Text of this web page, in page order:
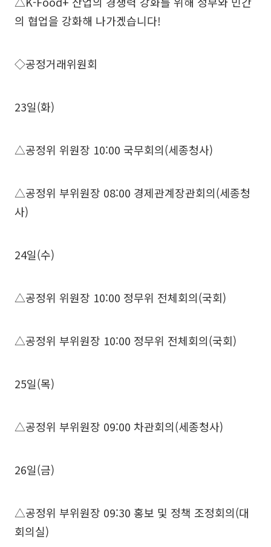
의 협업을 강화해 나가겠습니다!
◇공정거래위원회
23일(화)
△공정위 위원장 10:00 국무회의(세종청사)
△공정위 부위원장 08:00 경제관계장관회의(세종청
사)
24일(수)
△공정위 위원장 10:00 정무위 전체회의(국회)
△공정위 부위원장 10:00 정무위 전체회의(국회)
25일(목)
△공정위 부위원장 09:00 차관회의(세종청사)
26일(금)
△공정위 부위원장 09:30 홍보 및 정책 조정회의(대
회의실)